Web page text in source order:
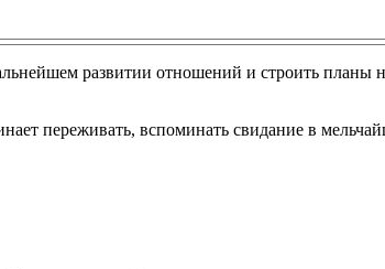
развитии отношений и строить планы
переживать, вспоминать свидание в